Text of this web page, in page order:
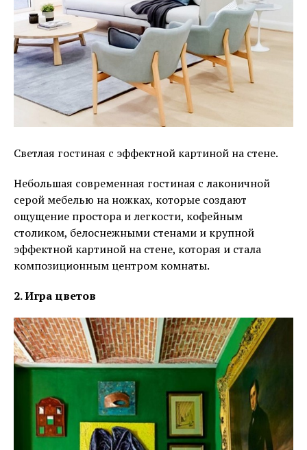
Светлая гостиная с эффектной картиной на стене.
Небольшая современная гостиная с лаконичной
серой мебелью на ножках, которые создают
ощущение простора и легкости, кофейным
столиком, белоснежными стенами и крупной
эффектной картиной на стене, которая и стала
композиционным центром комнаты.
2. Игра цветов